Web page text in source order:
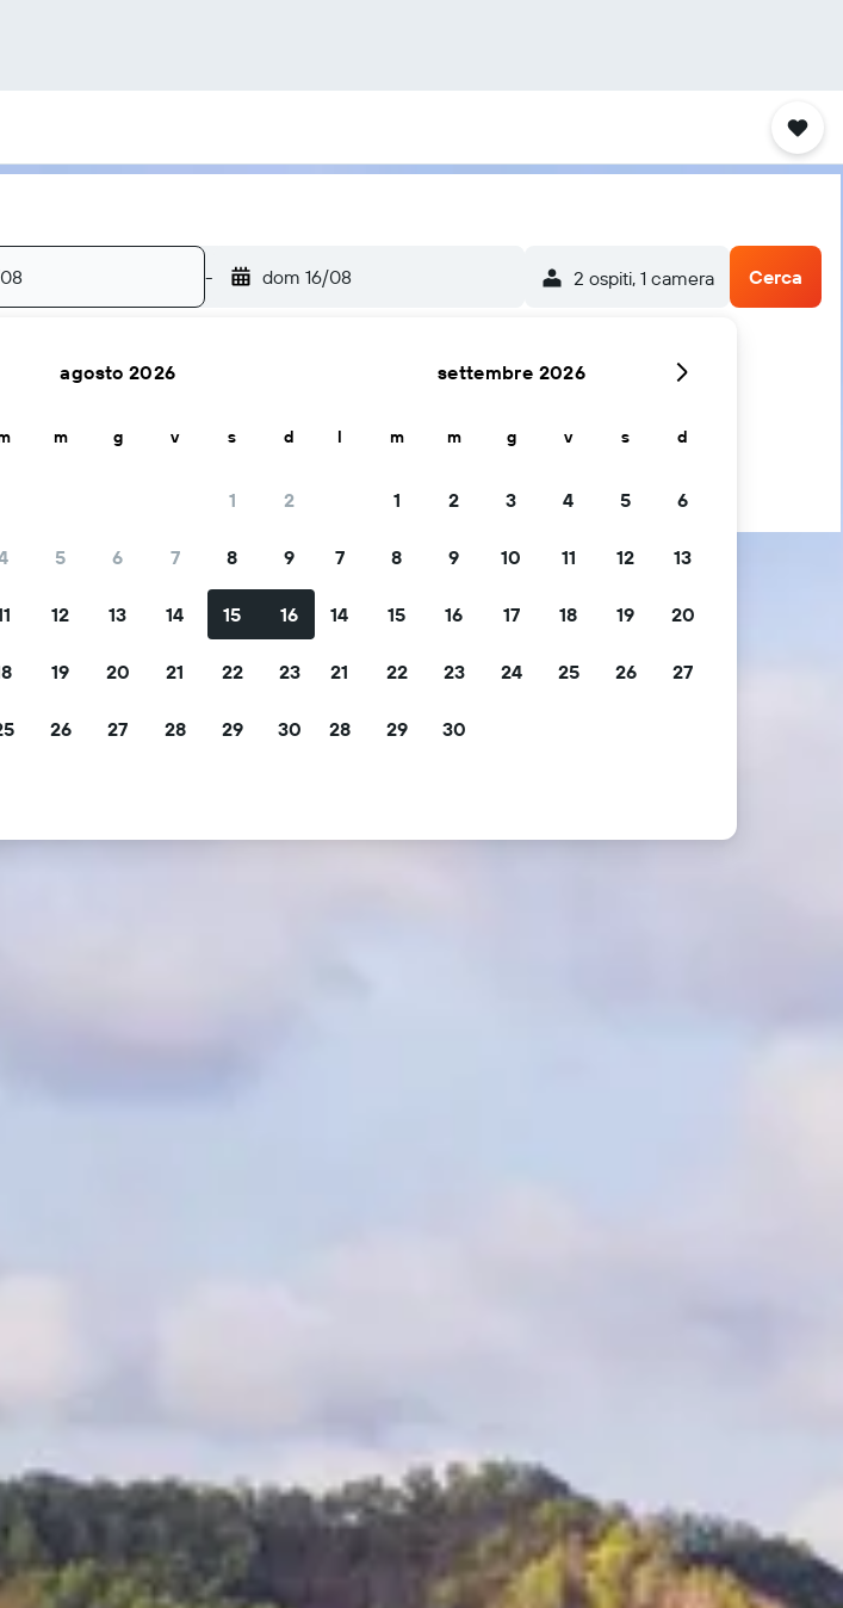
- dom 16/08 2 ospiti, 1 camera Cerca
agosto 2026
m g v s d
1 2
5 6 7 8 9
12 13 14 15 16
19 20 21 22 23
26 27 28 29 30
settembre 2026
l m m g v s d
1 2 3 4 5 6
7 8 9 10 11 12 13
14 15 16 17 18 19 20
21 22 23 24 25 26 27
28 29 30